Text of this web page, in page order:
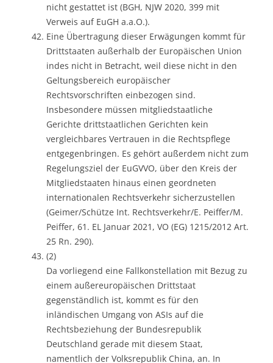
nicht gestattet ist (BGH, NJW 2020, 399 mit
Verweis auf EuGH a.a.O.).
Eine Übertragung dieser Erwägungen kommt für
Drittstaaten außerhalb der Europäischen Union
indes nicht in Betracht, weil diese nicht in den
Geltungsbereich europäischer
Rechtsvorschriften einbezogen sind.
Insbesondere müssen mitgliedstaatliche
Gerichte drittstaatlichen Gerichten kein
vergleichbares Vertrauen in die Rechtspflege
entgegenbringen. Es gehört außerdem nicht zum
Regelungsziel der EuGVVO, über den Kreis der
Mitgliedstaaten hinaus einen geordneten
internationalen Rechtsverkehr sicherzustellen
(Geimer/Schütze Int. Rechtsverkehr/E. Peiffer/M.
Peiffer, 61. EL Januar 2021, VO (EG) 1215/2012 Art.
25 Rn. 290).
(2)
Da vorliegend eine Fallkonstellation mit Bezug zu
einem außereuropäischen Drittstaat
gegenständlich ist, kommt es für den
inländischen Umgang von ASIs auf die
Rechtsbeziehung der Bundesrepublik
Deutschland gerade mit diesem Staat,
namentlich der Volksrepublik China, an. In